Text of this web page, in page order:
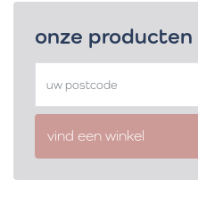
onze producten
vind een winkel